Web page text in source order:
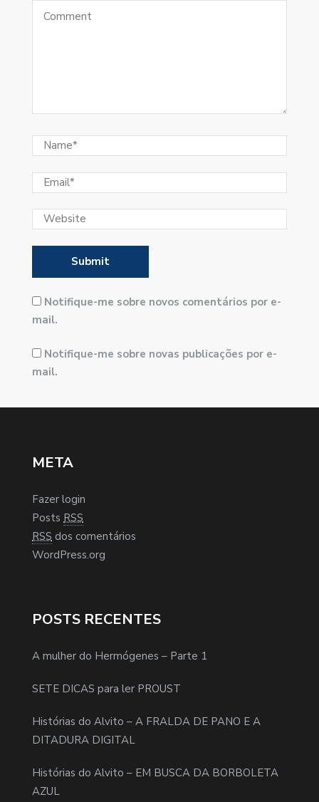
Notifique-me sobre novos comentários por e-
mail.
Notifique-me sobre novas publicações por e-
mail.
META
Fazer login
Posts RSS
RSS dos comentários
WordPress.org
POSTS RECENTES
A mulher do Hermógenes – Parte 1
SETE DICAS para ler PROUST
Histórias do Alvito – A FRALDA DE PANO E A
DITADURA DIGITAL
Histórias do Alvito – EM BUSCA DA BORBOLETA
AZUL